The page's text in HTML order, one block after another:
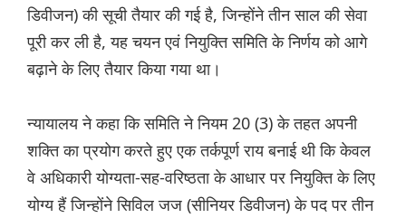
डिवीजन) की सूची तैयार की गई है, जिन्होंने तीन साल की सेवा
पूरी कर ली है, यह चयन एवं नियुक्ति समिति के निर्णय को आगे
बढ़ाने के लिए तैयार किया गया था।
न्यायालय ने कहा कि समिति ने नियम 20 (3) के तहत अपनी
शक्ति का प्रयोग करते हुए एक तर्कपूर्ण राय बनाई थी कि केवल
वे अधिकारी योग्यता-सह-वरिष्ठता के आधार पर नियुक्ति के लिए
योग्य हैं जिन्होंने सिविल जज (सीनियर डिवीजन) के पद पर तीन